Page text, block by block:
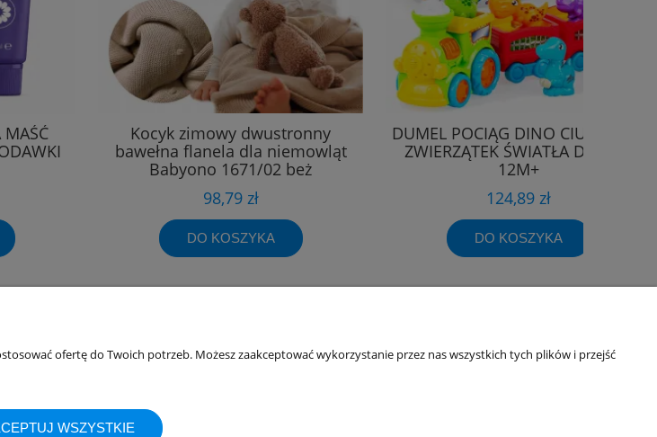
Kocyk zimowy dwustronny
bawełna flanela dla niemowląt
Babyono 1671/02 beż
98,79 zł
DO KOSZYKA
DUMEL POCIĄG DINO CIUCHCIA 5
ZWIERZĄTEK ŚWIATŁA DŹWIĘK
12M+
124,89 zł
DO KOSZYKA
Moje konto
Ustawienia konta
Informacje o sklepie
ofertę do Twoich potrzeb. Możesz zaakceptować wykorzystanie przez nas wszystkich tych plików i przejść
WSZYSTKIE